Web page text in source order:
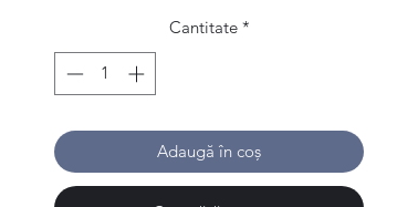
Cantitate *
Adaugă în coș